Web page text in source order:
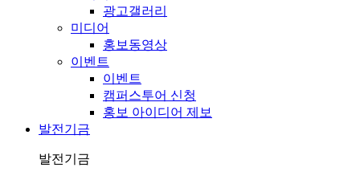
광고갤러리
미디어
홍보동영상
이벤트
이벤트
캠퍼스투어 신청
홍보 아이디어 제보
발전기금
발전기금